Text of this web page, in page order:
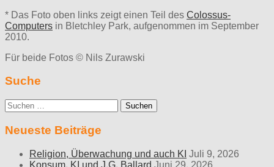
* Das Foto oben links zeigt einen Teil des Colossus-
Computers in Bletchley Park, aufgenommen im September
2010.
Für beide Fotos © Nils Zurawski
Suche
Suche
nach:
Neueste Beiträge
Religion, Überwachung und auch KI Juli 9, 2026
Konsum, KI und J.G. Ballard Juni 29, 2026